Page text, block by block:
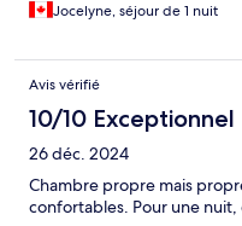
Jocelyne, séjour de 1 nuit
Avis vérifié
10/10 Exceptionnel
26 déc. 2024
Chambre propre mais
confortables. Pour une